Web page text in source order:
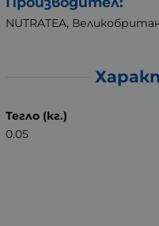
NUTRATEA,
Тегло (кг.)
0.05